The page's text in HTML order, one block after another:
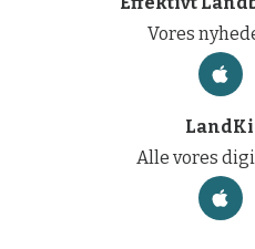
Vores
Alle vores